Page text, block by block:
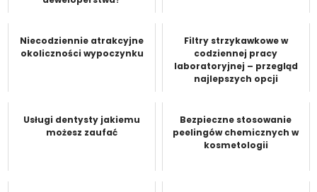
Niecodziennie atrakcyjne
okoliczności wypoczynku
Filtry strzykawkowe w
codziennej pracy
laboratoryjnej – przegląd
najlepszych opcji
Usługi dentysty jakiemu
możesz zaufać
Bezpieczne stosowanie
peelingów chemicznych w
kosmetologii